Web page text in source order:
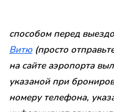
способом перед
Витю(просто
на сайте аэропорта
указаной при
номеру телефона,